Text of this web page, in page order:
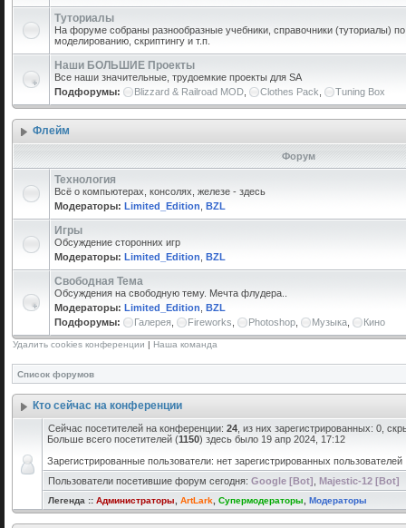
Туториалы
На форуме собраны разнообразные учебники, справочники (туториалы)
моделированию, скриптингу и т.п.
Наши БОЛЬШИЕ Проекты
Все наши значительные, трудоемкие проекты для SA
Подфорумы:
Blizzard & Railroad MOD Clothes Pack Tuning Box
Флейм
Форум
Технология
Всё о компьютерах, консолях, железе - здесь
Модераторы: Limited_Edition BZL
Игры
Обсуждение сторонних игр
Модераторы: Limited_Edition BZL
Свободная Тема
Обсуждения на свободную тему. Мечта флудера..
Модераторы: Limited_Edition BZL
Подфорумы:
Галерея Fireworks Photoshop Музыка Кино
Удалить cookies конференции | Наша команда
Список форумов
Кто сейчас на конференции
Сейчас посетителей на конференции: 24 , из них зарегистрированных: 0,
Больше всего посетителей (1150) здесь было 19 апр 2024, 17:12
Зарегистрированные пользователи: нет зарегистрированных пользователей
Пользователи посетившие форум сегодня: Google [Bot] Majestic-12 [Bot]
Легенда :: Администраторы ArtLark Супермодераторы Модераторы